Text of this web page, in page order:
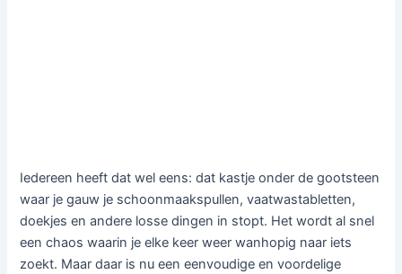
Iedereen heeft dat wel eens: dat kastje onder de gootsteen
waar je gauw je schoonmaakspullen, vaatwastabletten,
doekjes en andere losse dingen in stopt. Het wordt al snel
een chaos waarin je elke keer weer wanhopig naar iets
zoekt. Maar daar is nu een eenvoudige en voordelige